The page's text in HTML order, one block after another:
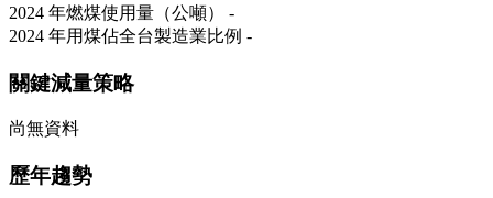
2024 年燃煤使用量（公噸） -
2024 年用煤佔全台製造業比例 -
關鍵減量策略
尚無資料
歷年趨勢